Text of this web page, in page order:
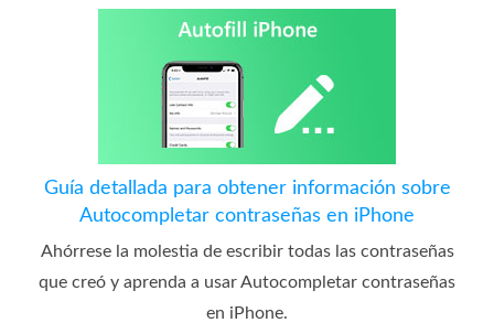
Guía detallada para obtener información sobre
Autocompletar contraseñas en iPhone
Ahórrese la molestia de escribir todas las contraseñas
que creó y aprenda a usar Autocompletar contraseñas
en iPhone.